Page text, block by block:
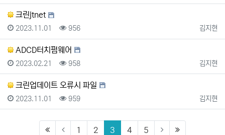
크린jtnet
등록자
김지현
등록일
2023.11.01 조회
956
ADCD터치펌웨어
등록자
김지현
등록일
2023.02.21 조회
958
크린업데이트 오류시 파일
등록자
김지현
등록일
2023.11.01 조회
959
(first) 1 2 3 (current)
4 5 (last)